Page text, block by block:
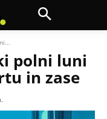
polni luni
in zase